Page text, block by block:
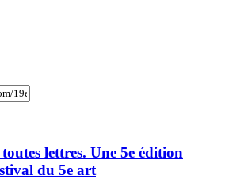
lettres. Une 5e édition
du 5e art